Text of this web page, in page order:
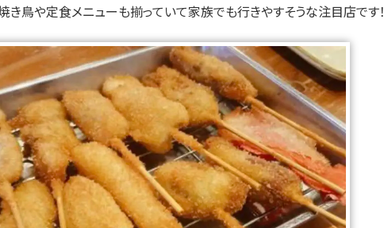
き鳥や定食メニューも揃っていて家族でも行きやすそうな注目店です！